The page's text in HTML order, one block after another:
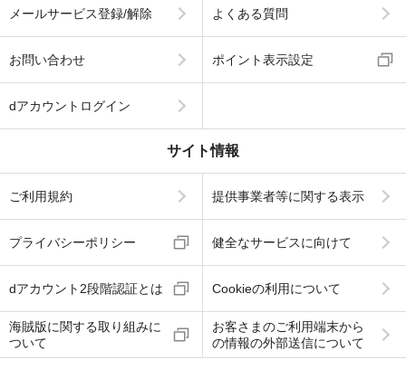
メールサービス登録/解除 よくある質問
お問い合わせ ポイント表示設定
dアカウントログイン
サイト情報
ご利用規約 提供事業者等に関する表示
プライバシーポリシー 健全なサービスに向けて
dアカウント2段階認証とは Cookieの利用について
海賊版に関する取り組みに
ついて
お客さまのご利用端末から
の情報の外部送信について